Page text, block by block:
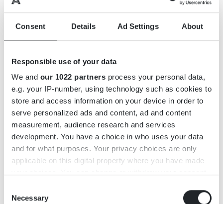
Consent Details Ad Settings About
Responsible use of your data
We and our 1022 partners process your personal data,
e.g. your IP-number, using technology such as cookies to
store and access information on your device in order to
serve personalized ads and content, ad and content
measurement, audience research and services
development. You have a choice in who uses your data
and for what purposes. Your privacy choices are only
applicable on this digital property where you have made
the Privacy trigger icon.
Selection
Necessary
GETNÖ GÅRD LANTCAFÉ
I lantcafét intill receptionen erbjuds allt från enkel fika
till smörgåsar och smålandskringlor.